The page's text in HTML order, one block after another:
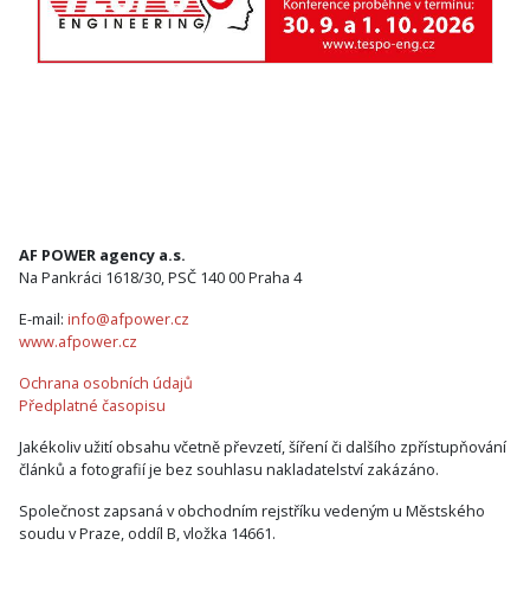
AF POWER agency a.s.
Na Pankráci 1618/30, PSČ 140 00 Praha 4
E-mail: info@afpower.cz
www.afpower.cz
Ochrana osobních údajů
Předplatné časopisu
Jakékoliv užití obsahu včetně převzetí, šíření či dalšího zpřístupňování
článků a fotografií je bez souhlasu nakladatelství zakázáno.
Společnost zapsaná v obchodním rejstříku vedeným u Městského
soudu v Praze, oddíl B, vložka 14661.